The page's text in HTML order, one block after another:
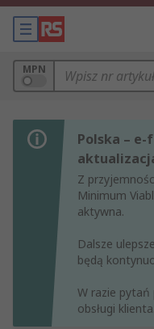
MPN
Polska –
Z
Minimum
aktywna.
Dalsze
będą
W razie pytań
obsługi klienta.